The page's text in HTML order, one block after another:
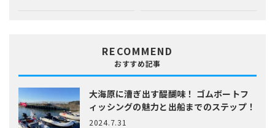
RECOMMEND
おすすめ記事
大海原に漕ぎ出す醍醐味！ ゴムボートフ
ィッシングの魅力と出船までのステップ！
2024.7.31